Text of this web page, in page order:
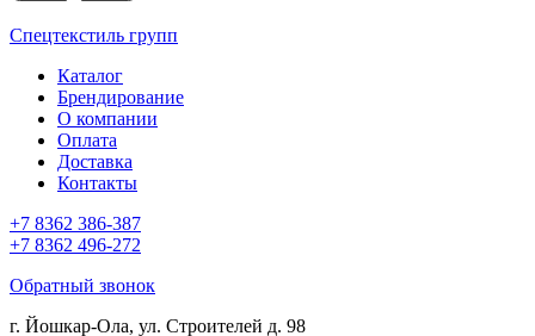
Спецтекстиль групп
Каталог
Брендирование
О компании
Оплата
Доставка
Контакты
+7 8362 386-387
+7 8362 496-272
Обратный звонок
г. Йошкар-Ола, ул. Строителей д. 98